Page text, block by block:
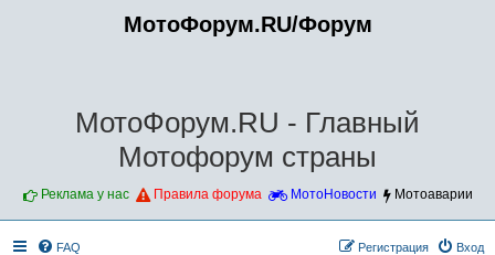
МотоФорум.RU/Форум
МотоФорум.RU - Главный
Мотофорум страны
Реклама у нас Правила форума МотоНовости Мотоаварии
FAQ Вход
Регистрация